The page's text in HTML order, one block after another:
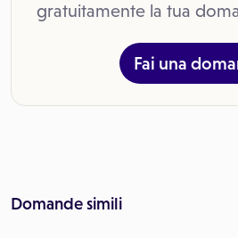
gratuitamente la tua
Fai una
Domande simili